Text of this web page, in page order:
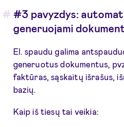
#3 pavyzdys:
generuojami
El. spaudu galima
generuotus dokumentus,
faktūras, sąskaitų išrašus,
bazių.
Kaip iš tiesų tai veikia: